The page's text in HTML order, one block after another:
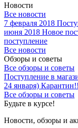
Новости
Все новости
7 февраля 2018
июня 2018 Новое
поступление
Все новости
Обзоры и советы
Все обзоры и советы
Поступление в
24 января)
Все обзоры и советы
Будьте в курсе!
Новости, обзоры и